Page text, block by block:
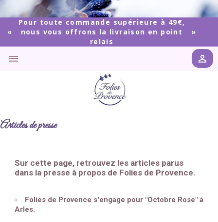
Pour toute commande supérieure à 49€,
nous vous offrons la livraison en point
relais
 
Articles de presse
Sur cette page, retrouvez les articles parus
dans la presse à propos de Folies de Provence.
Folies de Provence s'engage pour "Octobre Rose" à
Arles.